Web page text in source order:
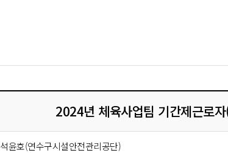
2024년 체육사업팀 기간제근로
석윤호(연수구시설안전관리공단)